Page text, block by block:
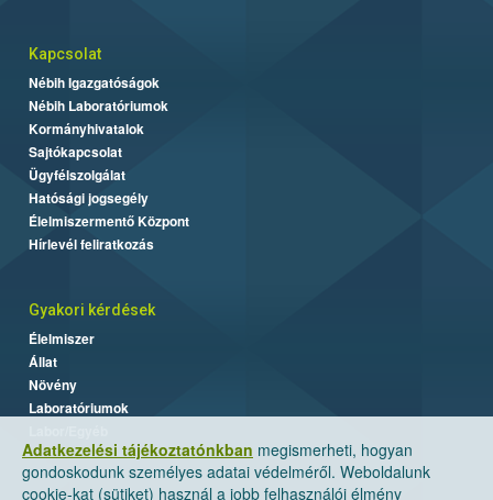
Adatkezelési tájékoztatónkban megismerheti, hogyan
gondoskodunk személyes adatai védelméről. Weboldalunk
cookie-kat (sütiket) használ a jobb felhasználói élmény
Kapcsolat
Nébih Igazgatóságok
Nébih Laboratóriumok
Kormányhivatalok
Sajtókapcsolat
Ügyfélszolgálat
Hatósági jogsegély
Élelmiszermentő Központ
Hírlevél feliratkozás
Gyakori kérdések
Élelmiszer
Állat
Növény
Laboratóriumok